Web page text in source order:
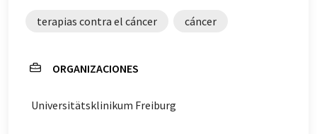
terapias contra el cáncer cáncer
ORGANIZACIONES
Universitätsklinikum Freiburg